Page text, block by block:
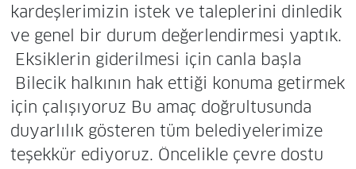
kardeşlerimizin istek ve taleplerini dinledik
ve genel bir durum değerlendirmesi yaptık.
Eksiklerin giderilmesi için canla başla
Bilecik halkının hak ettiği konuma getirmek
için çalışıyoruz Bu amaç doğrultusunda
duyarlılık gösteren tüm belediyelerimize
teşekkür ediyoruz. Öncelikle çevre dostu